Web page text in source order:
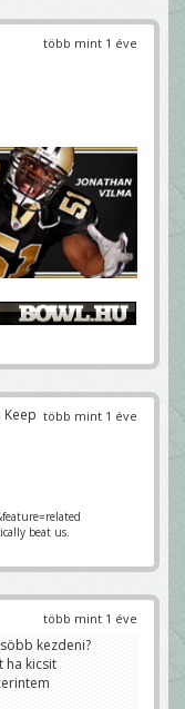
több mint 1 éve
több mint 1 éve
beat us.
több mint 1 éve
kezdeni?
ha kicsit